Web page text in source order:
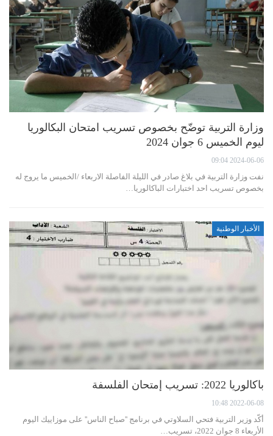
وزارة التربية توضّح بخصوص تسريب امتحان البكالوريا
ليوم الخميس 6 جوان 2024
2024-06-06 09:04
نفت وزارة التربية في بلاغ صادر في الليلة الفاصلة الاربعاء /الخميس ما يروج له
بخصوص تسريب احد اختبارات الباكالوريا…
الأخبار الوطنية
باكالوريا 2022: تسريب إمتحان الفلسفة
2022-06-08 10:48
أكّد وزير التربية فتحي السلاوتي في برنامج ''صباح الناس'' على موزاييك اليوم
الأربعاء 8 جوان 2022، تسريب…